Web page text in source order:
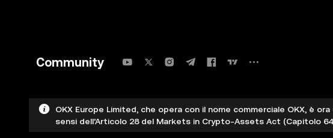
Community
OKX Europe Limited, che opera con il nome commerciale OKX, è
sensi dell’Articolo 28 del Markets in Crypto-Assets Act (Capitolo